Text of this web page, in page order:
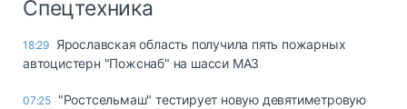
Спецтехника
18:29 Ярославская область получила пять пожарных
автоцистерн "Пожснаб" на шасси МАЗ
07:25 "Ростсельмаш" тестирует новую девятиметровую